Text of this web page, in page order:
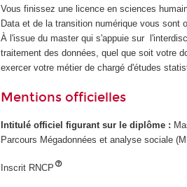
Vous finissez une licence en sciences
Data et de la transition numérique vous sont
À l'issue du master qui s'appuie sur
traitement des données, quel que soit votre
exercer votre métier de chargé d'études
Mentions officielles
Intitulé officiel figurant sur le diplôme :
Parcours Mégadonnées et analyse sociale
Inscrit RNCP